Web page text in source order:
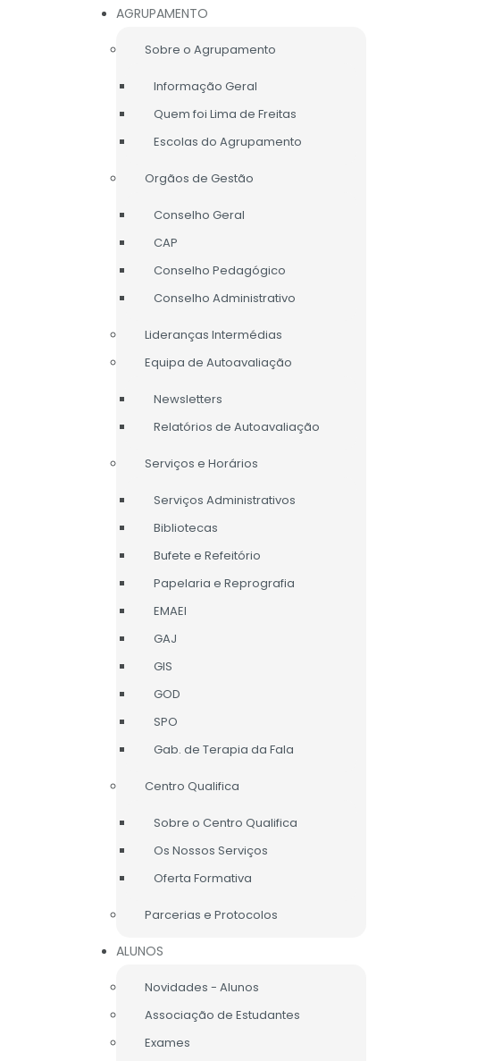
AGRUPAMENTO
Sobre o Agrupamento
Informação Geral
Quem foi Lima de Freitas
Escolas do Agrupamento
Orgãos de Gestão
Conselho Geral
CAP
Conselho Pedagógico
Conselho Administrativo
Lideranças Intermédias
Equipa de Autoavaliação
Newsletters
Relatórios de Autoavaliação
Serviços e Horários
Serviços Administrativos
Bibliotecas
Bufete e Refeitório
Papelaria e Reprografia
EMAEI
GAJ
GIS
GOD
SPO
Gab. de Terapia da Fala
Centro Qualifica
Sobre o Centro Qualifica
Os Nossos Serviços
Oferta Formativa
Parcerias e Protocolos
ALUNOS
Novidades - Alunos
Associação de Estudantes
Exames
LIGAÇÕES ÚTEIS
CONTACTE-NOS
CONTACTOS SEDE
RUA BATALHA DO VISO
2904-510 SETÚBAL
TEL.: 265 541 110
ESLIMAFREITAS@GMAIL.COM